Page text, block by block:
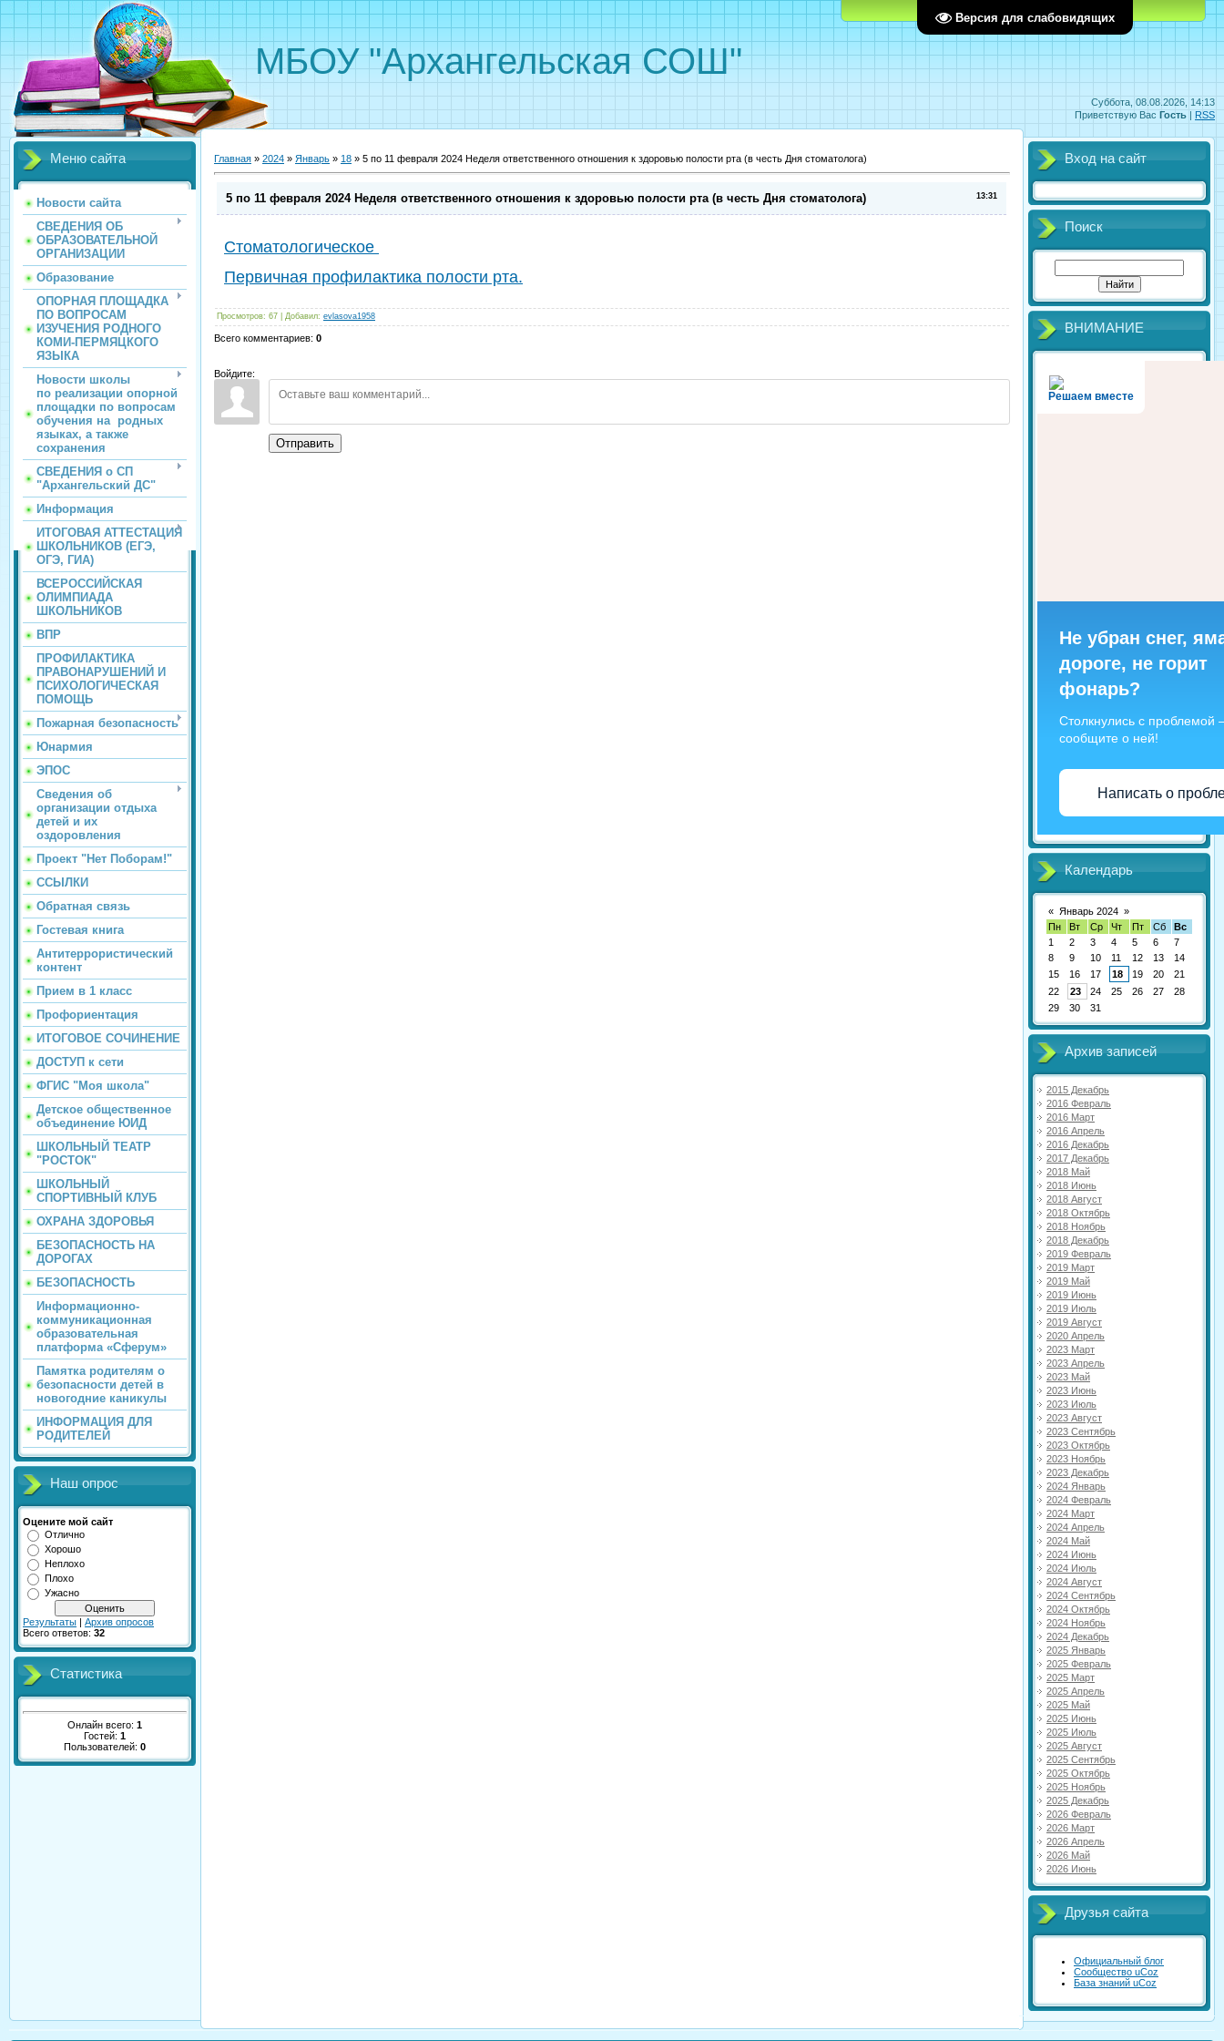
Версия для слабовидящих
Суббота, 08.08.2026, 14:13
Приветствую Вас Гость | RSS
МБОУ "Архангельская СОШ"
Меню сайта
Новости сайта
СВЕДЕНИЯ ОБ
ОБРАЗОВАТЕЛЬНОЙ
ОРГАНИЗАЦИИ
Образование
ОПОРНАЯ ПЛОЩАДКА
ПО ВОПРОСАМ
ИЗУЧЕНИЯ РОДНОГО
КОМИ-ПЕРМЯЦКОГО
ЯЗЫКА
Новости школы
по реализации опорной
площадки по вопросам
обучения на родных
языках, а также
сохранения
СВЕДЕНИЯ о СП
"Архангельский ДС"
Информация
ИТОГОВАЯ АТТЕСТАЦИЯ
ШКОЛЬНИКОВ (ЕГЭ,
ОГЭ, ГИА)
ВСЕРОССИЙСКАЯ
ОЛИМПИАДА
ШКОЛЬНИКОВ
ВПР
ПРОФИЛАКТИКА
ПРАВОНАРУШЕНИЙ И
ПСИХОЛОГИЧЕСКАЯ
ПОМОЩЬ
Пожарная безопасность
Юнармия
ЭПОС
Сведения об
организации отдыха
детей и их
оздоровления
Проект "Нет Поборам!"
ССЫЛКИ
Обратная связь
Гостевая книга
Антитеррористический
контент
Прием в 1 класс
Профориентация
ИТОГОВОЕ СОЧИНЕНИЕ
ДОСТУП к сети
ФГИС "Моя школа"
Детское общественное
объединение ЮИД
ШКОЛЬНЫЙ ТЕАТР
"РОСТОК"
ШКОЛЬНЫЙ
СПОРТИВНЫЙ КЛУБ
ОХРАНА ЗДОРОВЬЯ
БЕЗОПАСНОСТЬ НА
ДОРОГАХ
БЕЗОПАСНОСТЬ
Информационно-
коммуникационная
образовательная
платформа «Сферум»
Памятка родителям о
безопасности детей в
новогодние каникулы
ИНФОРМАЦИЯ ДЛЯ
РОДИТЕЛЕЙ
Наш опрос
Оцените мой сайт
Отлично
Хорошо
Неплохо
Плохо
Ужасно
Результаты | Архив опросов
Всего ответов: 32
Статистика
Онлайн всего: 1
Гостей: 1
Пользователей: 0
Главная » 2024 » Январь » 18 » 5 по 11 февраля 2024 Неделя ответственного отношения к здоровью полости рта (в честь Дня стоматолога)
13:31
5 по 11 февраля 2024 Неделя ответственного отношения к здоровью полости рта (в честь Дня стоматолога)
Стоматологическое
Первичная профилактика полости рта.
Просмотров: 67 Добавил: evlasova1958
Всего комментариев: 0
Войдите:
Отправить
Вход на сайт
Поиск
ВНИМАНИЕ
Решаем вместе
Не убран снег,
дороге, не горит
фонарь?
Столкнулись с проблемой
сообщите о ней!
Написать о
Календарь
« Январь 2024 »
Пн
Вт Ср Чт Пт Сб
Вс
1
2 3 4 5 6
7
8
9 10 11 12 13
14
15
16 17 18 19 20
21
22
23 24 25 26 27
28
29
30 31
Архив записей
2015 Декабрь
2016 Февраль
2016 Март
2016 Апрель
2016 Декабрь
2017 Декабрь
2018 Май
2018 Июнь
2018 Август
2018 Октябрь
2018 Ноябрь
2018 Декабрь
2019 Февраль
2019 Март
2019 Май
2019 Июнь
2019 Июль
2019 Август
2020 Апрель
2023 Март
2023 Апрель
2023 Май
2023 Июнь
2023 Июль
2023 Август
2023 Сентябрь
2023 Октябрь
2023 Ноябрь
2023 Декабрь
2024 Январь
2024 Февраль
2024 Март
2024 Апрель
2024 Май
2024 Июнь
2024 Июль
2024 Август
2024 Сентябрь
2024 Октябрь
2024 Ноябрь
2024 Декабрь
2025 Январь
2025 Февраль
2025 Март
2025 Апрель
2025 Май
2025 Июнь
2025 Июль
2025 Август
2025 Сентябрь
2025 Октябрь
2025 Ноябрь
2025 Декабрь
2026 Февраль
2026 Март
2026 Апрель
2026 Май
2026 Июнь
Друзья сайта
Официальный блог
Сообщество uCoz
База знаний uCoz